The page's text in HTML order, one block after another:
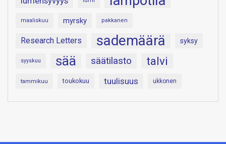
maaliskuu myrsky pakkanen
Research Letters sademäärä syksy
syyskuu sää säätilasto talvi
tammikuu toukokuu tuulisuus ukkonen